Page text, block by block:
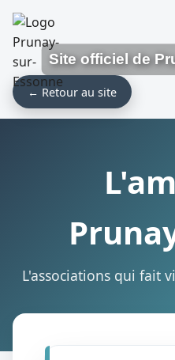
Site officiel de
← Retour au site
L'associations qui fait